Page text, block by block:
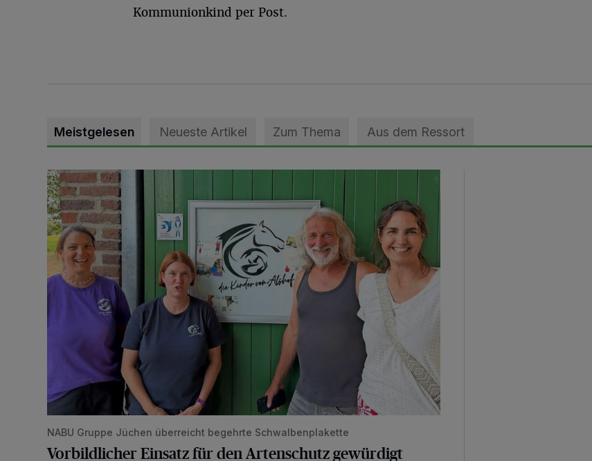
Kommunionkind per Post.
Meistgelesen Neueste Artikel Zum Thema Aus dem Ressort
Vorbildlicher Einsatz für den Artenschutz gewürdigt
NABU Gruppe Jüchen überreicht begehrte Schwalbenplakette
Vorbildlicher Einsatz für den Artenschutz gewürdigt